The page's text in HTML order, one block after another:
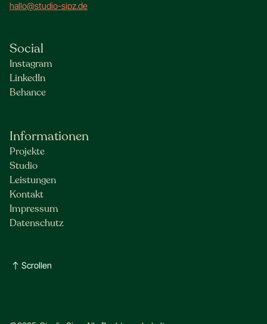
hallo@studio-sipz.de
Social
Instagram
LinkedIn
Behance
Informationen
Projekte
Studio
Leistungen
Kontakt
Impressum
Datenschutz
Scrollen